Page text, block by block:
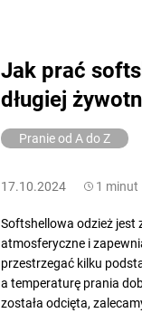
Jak prać
długiej
Pranie od A do Z
17.10.2024 1 minut
Softshellowa odzież jest
atmosferyczne i
przestrzegać kilku
a temperaturę prania
została odcięta,